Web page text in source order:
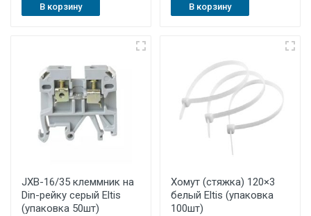
В корзину В корзину
JXB-16/35 клеммник на
Din-рейку серый Eltis
(упаковка 50шт)
Хомут (стяжка) 120×3
белый Eltis (упаковка
100шт)